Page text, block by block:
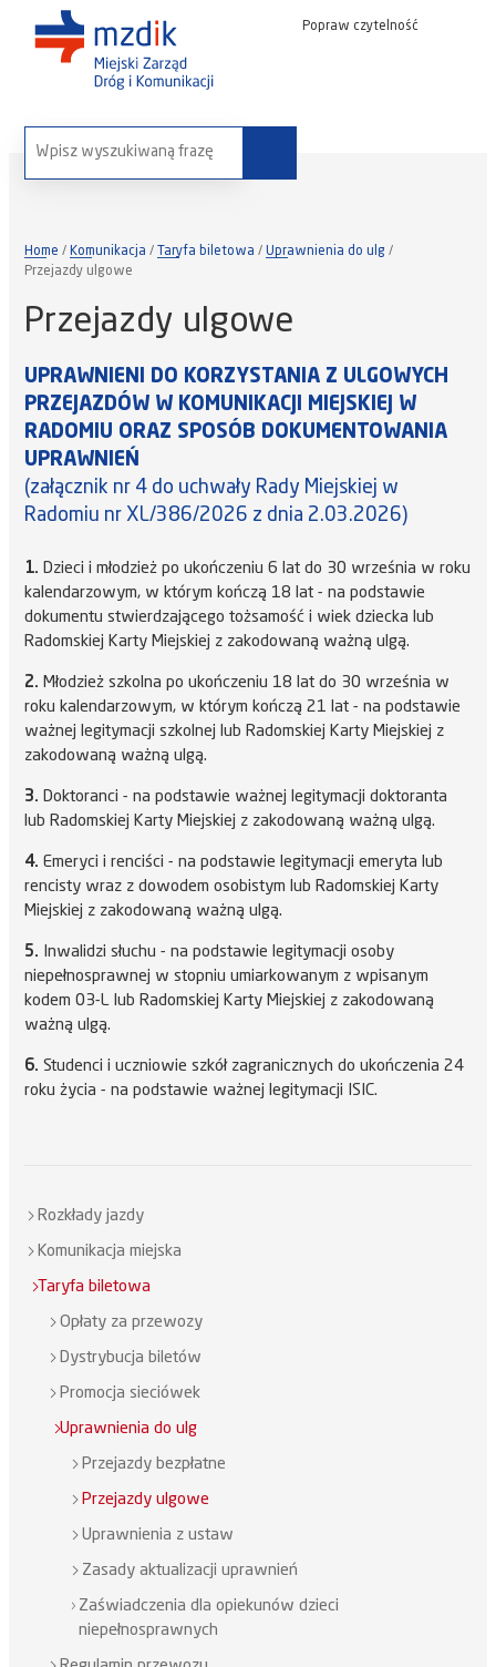
Popraw czytelność
wyszukaj na stronie:
Home Komunikacja Taryfa biletowa
Uprawnienia do ulg
Przejazdy ulgowe
Przejazdy ulgowe
UPRAWNIENI DO KORZYSTANIA Z ULGOWYCH
PRZEJAZDÓW W KOMUNIKACJI MIEJSKIEJ W
RADOMIU ORAZ SPOSÓB DOKUMENTOWANIA
UPRAWNIEŃ
(załącznik nr 4 do uchwały Rady Miejskiej w
Radomiu nr XL/386/2026 z dnia 2.03.2026)
1. Dzieci i młodzież po ukończeniu 6 lat do 30 września w roku
kalendarzowym, w którym kończą 18 lat - na podstawie
dokumentu stwierdzającego tożsamość i wiek dziecka lub
Radomskiej Karty Miejskiej z zakodowaną ważną ulgą.
2. Młodzież szkolna po ukończeniu 18 lat do 30 września w
roku kalendarzowym, w którym kończą 21 lat - na podstawie
ważnej legitymacji szkolnej lub Radomskiej Karty Miejskiej z
zakodowaną ważną ulgą.
3. Doktoranci - na podstawie ważnej legitymacji doktoranta
lub Radomskiej Karty Miejskiej z zakodowaną ważną ulgą.
4. Emeryci i renciści - na podstawie legitymacji emeryta lub
rencisty wraz z dowodem osobistym lub Radomskiej Karty
Miejskiej z zakodowaną ważną ulgą.
5. Inwalidzi słuchu - na podstawie legitymacji osoby
niepełnosprawnej w stopniu umiarkowanym z wpisanym
kodem 03-L lub Radomskiej Karty Miejskiej z zakodowaną
ważną ulgą.
6. Studenci i uczniowie szkół zagranicznych do ukończenia 24
roku życia - na podstawie ważnej legitymacji ISIC.
Rozkłady jazdy
Komunikacja miejska
Taryfa biletowa
Opłaty za przewozy
Dystrybucja biletów
Promocja sieciówek
Uprawnienia do ulg
Przejazdy bezpłatne
Przejazdy ulgowe
Uprawnienia z ustaw
Zasady aktualizacji uprawnień
Zaświadczenia dla opiekunów dzieci
niepełnosprawnych